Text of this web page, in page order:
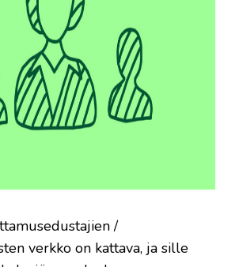
/
verkko on kattava, ja sille